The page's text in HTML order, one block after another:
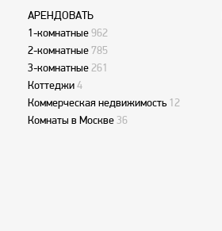
АРЕНДОВАТЬ
1-комнатные962
2-комнатные785
3-комнатные 261
Коттеджи4
Коммерческая недвижимость 12
Комнаты в Москве 36